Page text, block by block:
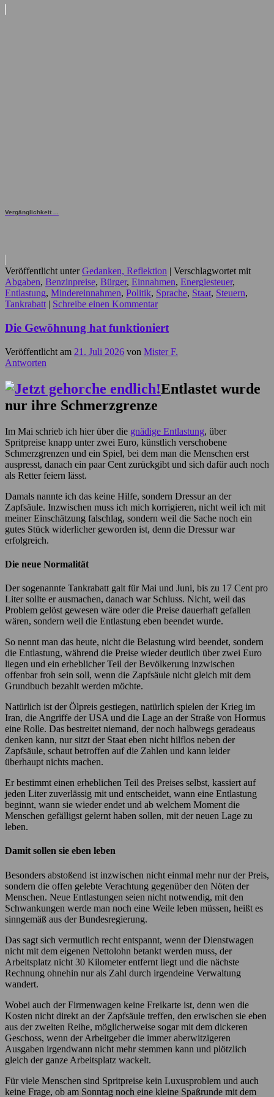
Vergänglichkeit ...
Veröffentlicht unter Gedanken, Reflektion | Verschlagwortet mit
Abgaben, Benzinpreise, Bürger, Einnahmen, Energiesteuer,
Entlastung, Mindereinnahmen, Politik, Sprache, Staat, Steuern,
Tankrabatt | Schreibe einen Kommentar
Die Gewöhnung hat funktioniert
Veröffentlicht am 21. Juli 2026 von Mister F.
Antworten
Entlastet wurde
nur ihre Schmerzgrenze
Im Mai schrieb ich hier über die gnädige Entlastung, über
Spritpreise knapp unter zwei Euro, künstlich verschobene
Schmerzgrenzen und ein Spiel, bei dem man die Menschen erst
auspresst, danach ein paar Cent zurückgibt und sich dafür auch noch
als Retter feiern lässt.
Damals nannte ich das keine Hilfe, sondern Dressur an der
Zapfsäule. Inzwischen muss ich mich korrigieren, nicht weil ich mit
meiner Einschätzung falschlag, sondern weil die Sache noch ein
gutes Stück widerlicher geworden ist, denn die Dressur war
erfolgreich.
Die neue Normalität
Der sogenannte Tankrabatt galt für Mai und Juni, bis zu 17 Cent pro
Liter sollte er ausmachen, danach war Schluss. Nicht, weil das
Problem gelöst gewesen wäre oder die Preise dauerhaft gefallen
wären, sondern weil die Entlastung eben beendet wurde.
So nennt man das heute, nicht die Belastung wird beendet, sondern
die Entlastung, während die Preise wieder deutlich über zwei Euro
liegen und ein erheblicher Teil der Bevölkerung inzwischen
offenbar froh sein soll, wenn die Zapfsäule nicht gleich mit dem
Grundbuch bezahlt werden möchte.
Natürlich ist der Ölpreis gestiegen, natürlich spielen der Krieg im
Iran, die Angriffe der USA und die Lage an der Straße von Hormus
eine Rolle. Das bestreitet niemand, der noch halbwegs geradeaus
denken kann, nur sitzt der Staat eben nicht hilflos neben der
Zapfsäule, schaut betroffen auf die Zahlen und kann leider
überhaupt nichts machen.
Er bestimmt einen erheblichen Teil des Preises selbst, kassiert auf
jeden Liter zuverlässig mit und entscheidet, wann eine Entlastung
beginnt, wann sie wieder endet und ab welchem Moment die
Menschen gefälligst gelernt haben sollen, mit der neuen Lage zu
leben.
Damit sollen sie eben leben
Besonders abstoßend ist inzwischen nicht einmal mehr nur der Preis,
sondern die offen gelebte Verachtung gegenüber den Nöten der
Menschen. Neue Entlastungen seien nicht notwendig, mit den
Schwankungen werde man noch eine Weile leben müssen, heißt es
sinngemäß aus der Bundesregierung.
Das sagt sich vermutlich recht entspannt, wenn der Dienstwagen
nicht mit dem eigenen Nettolohn betankt werden muss, der
Arbeitsplatz nicht 30 Kilometer entfernt liegt und die nächste
Rechnung ohnehin nur als Zahl durch irgendeine Verwaltung
wandert.
Wobei auch der Firmenwagen keine Freikarte ist, denn wen die
Kosten nicht direkt an der Zapfsäule treffen, den erwischen sie eben
aus der zweiten Reihe, möglicherweise sogar mit dem dickeren
Geschoss, wenn der Arbeitgeber die immer aberwitzigeren
Ausgaben irgendwann nicht mehr stemmen kann und plötzlich
gleich der ganze Arbeitsplatz wackelt.
Für viele Menschen sind Spritpreise kein Luxusproblem und auch
keine Frage, ob am Sonntag noch eine kleine Spaßrunde mit dem